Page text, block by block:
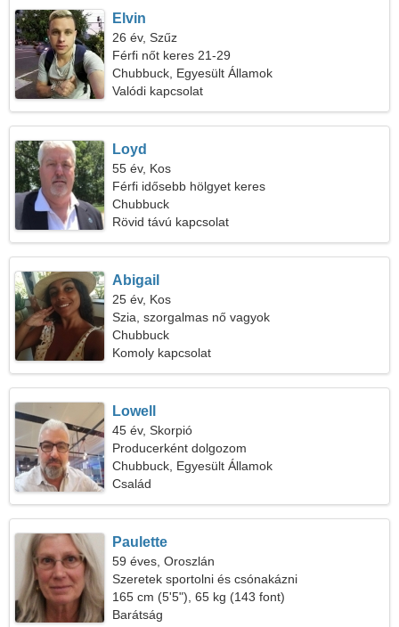
Elvin
26 év, Szűz
Férfi nőt keres 21-29
Chubbuck, Egyesült Államok
Valódi kapcsolat
Loyd
55 év, Kos
Férfi idősebb hölgyet keres
Chubbuck
Rövid távú kapcsolat
Abigail
25 év, Kos
Szia, szorgalmas nő vagyok
Chubbuck
Komoly kapcsolat
Lowell
45 év, Skorpió
Producerként dolgozom
Chubbuck, Egyesült Államok
Család
Paulette
59 éves, Oroszlán
Szeretek sportolni és csónakázni
165 cm (5'5"), 65 kg (143 font)
Barátság